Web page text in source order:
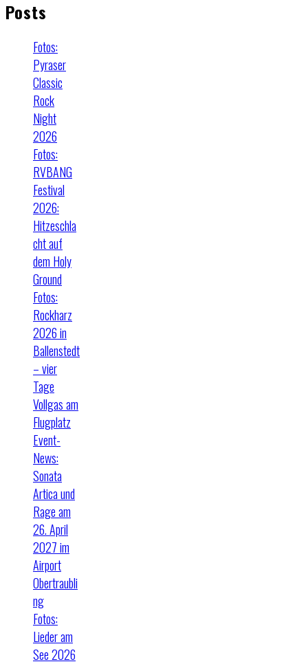
Posts
Fotos:
Pyraser
Classic
Rock
Night
2026
Fotos:
RVBANG
Festival
2026:
Hitzeschla
cht auf
dem Holy
Ground
Fotos:
Rockharz
2026 in
Ballenstedt
– vier
Tage
Vollgas am
Flugplatz
Event-
News:
Sonata
Artica und
Rage am
26. April
2027 im
Airport
Obertraubli
ng
Fotos:
Lieder am
See 2026